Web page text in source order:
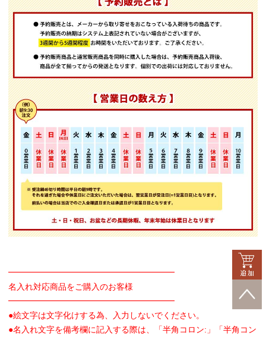
━━━━━━━━━━━━━━━━━━━━
名入れ対応商品をご購入のお客様
━━━━━━━━━━━━━━━━━━━━
●絵文字は文字化けする為、入力しないでください。
●名入れ文字を備考欄に記入する際は、「半角コロン:」「半角コン